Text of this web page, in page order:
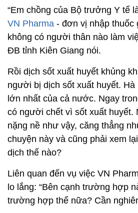
“Em chồng của Bộ trưởng Y tế
VN Pharma - đơn vị nhập thuốc
không có người thân nào làm
ĐB tỉnh Kiên Giang nói.
Rồi dịch sốt xuất huyết khủng
người bị dịch sốt xuất huyết. Hà
lớn nhất của cả nước. Ngay
có người chết vì sốt xuất huyết.
nặng nề như vậy, căng thẳng
chuyện này và cũng phải xem
dịch thế nào?
Liên quan đến vụ việc VN
lo lắng: “Bên cạnh trường hợp
trường hợp thế nữa? Cần